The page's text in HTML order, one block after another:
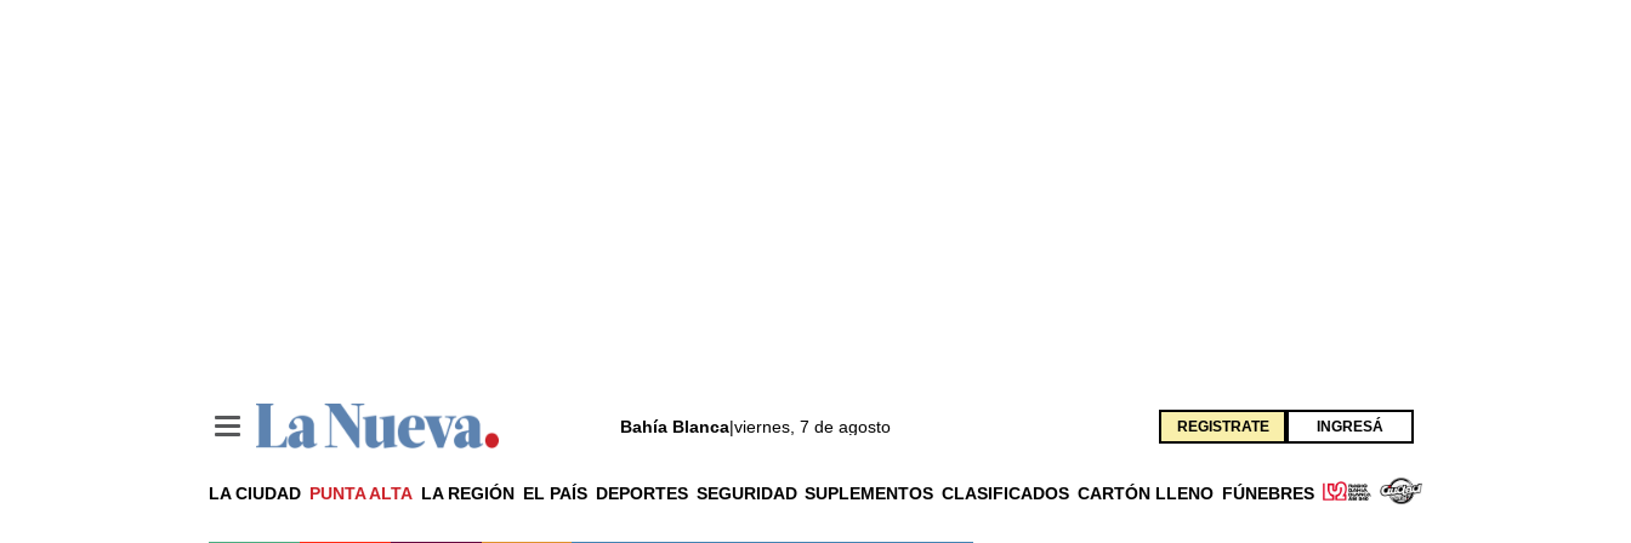
Bahía Blanca|viernes, 7 de agosto REGISTRATE INGRESÁ
LA CIUDAD PUNTA ALTA LA REGIÓN EL PAÍS DEPORTES SEGURIDAD SUPLEMENTOS CLASIFICADOS CARTÓN LLENO FÚNEBRES